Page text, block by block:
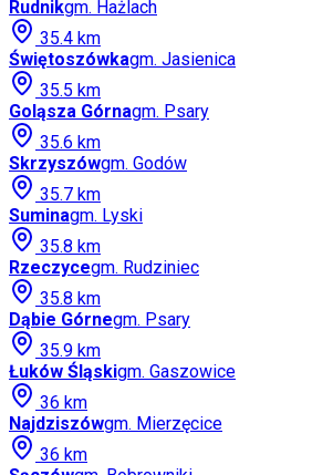
Rudnikgm. Hażlach
35.4 km
Świętoszówkagm. Jasienica
35.5 km
Goląsza Górnagm. Psary
35.6 km
Skrzyszówgm. Godów
35.7 km
Suminagm. Lyski
35.8 km
Rzeczycegm. Rudziniec
35.8 km
Dąbie Górnegm. Psary
35.9 km
Łuków Śląskigm. Gaszowice
36 km
Najdziszówgm. Mierzęcice
36 km